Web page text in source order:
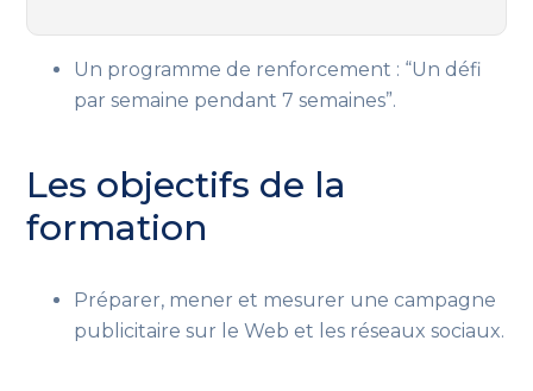
Un programme de renforcement : “Un défi
par semaine pendant 7 semaines”.
Les objectifs de la
formation
Préparer, mener et mesurer une campagne
publicitaire sur le Web et les réseaux sociaux.